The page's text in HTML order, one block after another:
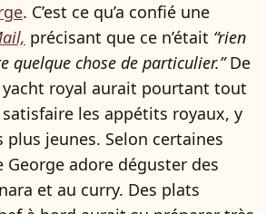
. C’est ce qu’a confié une
précisant que ce n’était “rien
quelque chose de particulier.”De
royal aurait pourtant tout
les appétits royaux, y
plus jeunes. Selon certaines
George adore déguster des
et au curry. Des plats